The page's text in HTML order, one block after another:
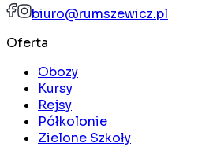
biuro@rumszewicz.pl
Oferta
Obozy
Kursy
Rejsy
Półkolonie
Zielone Szkoły